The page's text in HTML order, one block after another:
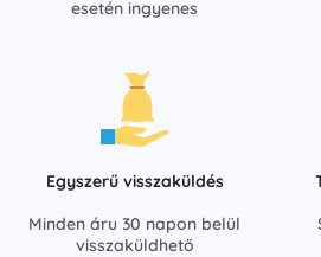
esetén ingyenes
Egyszerű visszaküldés
Minden áru 30 napon belül
visszaküldhető